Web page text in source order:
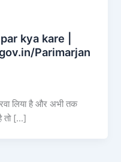
kya kare |
Parimarjan
लिया है और अभी तक
तो […]